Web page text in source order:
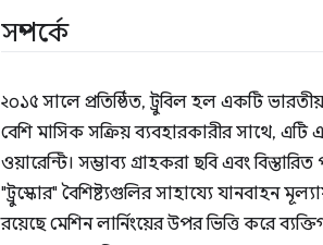
সম্পর্কে
২০১৫ সালে প্রতিষ্ঠিত, ট্রুবিল হল একটি
বেশি মাসিক সক্রিয় ব্যবহারকারীর সাথে, এটি
ওয়ারেন্টি। সম্ভাব্য গ্রাহকরা ছবি এবং
"ট্রুস্কোর" বৈশিষ্ট্যগুলির সাহায্যে যানবাহন
রয়েছে মেশিন লার্নিংয়ের উপর ভিত্তি করে